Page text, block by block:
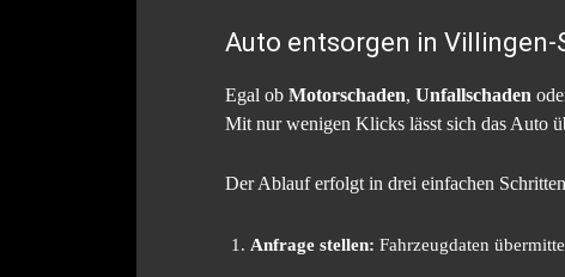
Auto entsorgen in
Egal ob Motorschaden, Unfallschaden
Mit nur wenigen Klicks lässt sich das Auto
Der Ablauf erfolgt in drei einfachen
Anfrage stellen: Fahrzeugdaten